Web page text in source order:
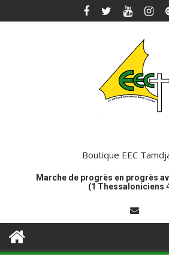
to
Boutique EEC
Marche de progrès en progrès
(1 Thessaloniciens